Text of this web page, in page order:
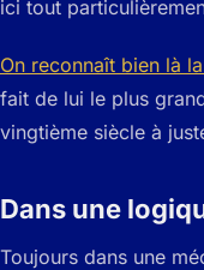
ici tout
On reconnaît bien là
fait de lui le plus
vingtième siècle à
Dans une
Toujours dans une